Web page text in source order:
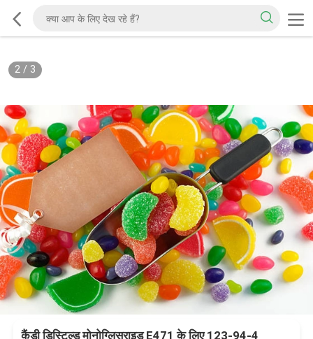
2/ 3
कैंडी डिस्टिल्ड मोनोग्लिसराइड E471 के लिए 123-94-4